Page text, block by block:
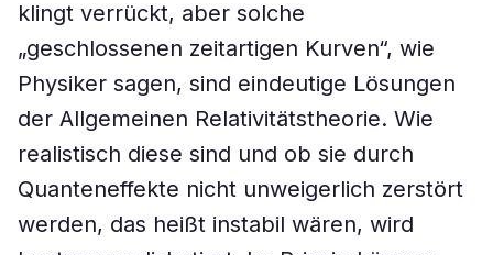
klingt verrückt, aber solche
„geschlossenen zeitartigen Kurven“, wie
Physiker sagen, sind eindeutige Lösungen
der Allgemeinen Relativitätstheorie. Wie
realistisch diese sind und ob sie durch
Quanteneffekte nicht unweigerlich zerstört
werden, das heißt instabil wären, wird